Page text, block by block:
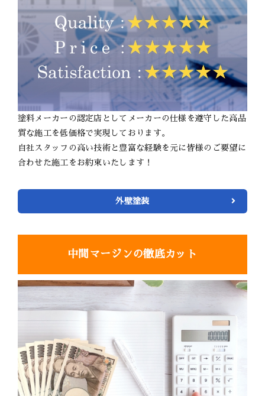
塗料メーカーの認定店としてメーカーの仕様を遵守した高品
質な施工を低価格で実現しております。
自社スタッフの高い技術と豊富な経験を元に皆様のご要望に
合わせた施工をお約束いたします！
外壁塗装
中間マージンの徹底カット